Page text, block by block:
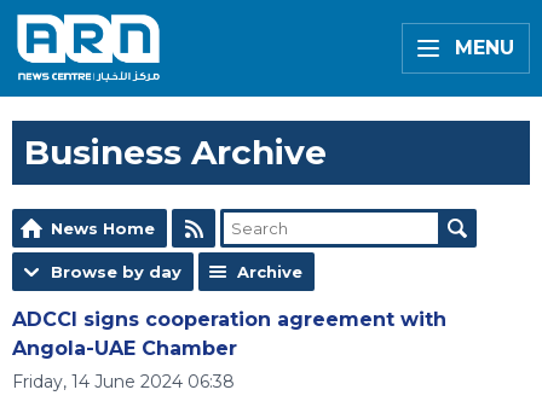
MENU
Business Archive
News Home
Browse by day Archive
ADCCI signs cooperation agreement with
Angola-UAE Chamber
Friday, 14 June 2024 06:38